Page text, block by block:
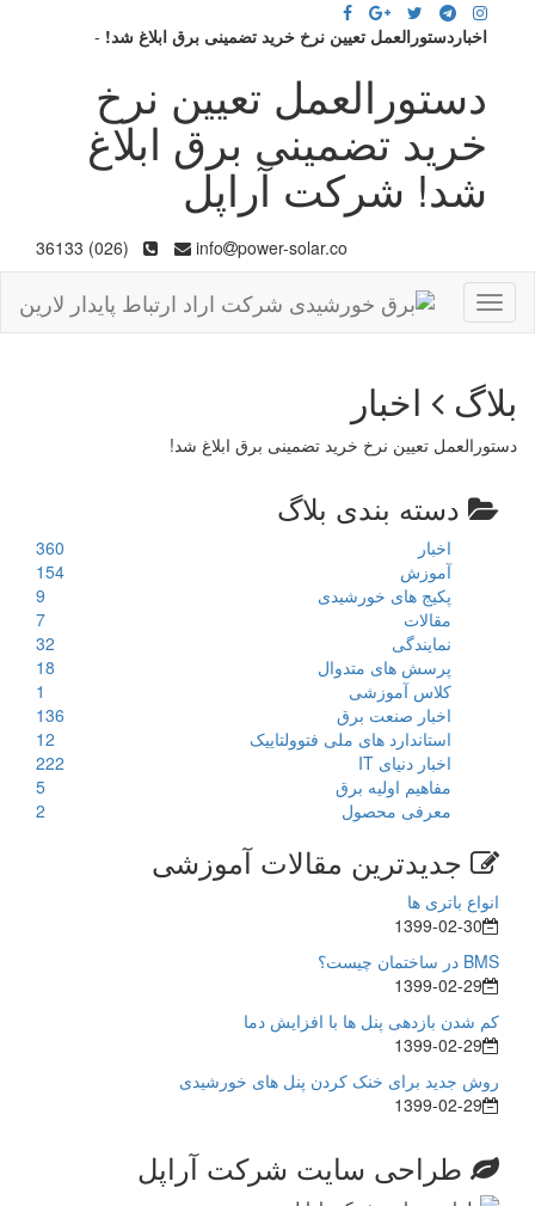
اخباردستورالعمل تعیین نرخ خرید تضمینی برق ابلاغ شد! -
دستورالعمل تعیین نرخ
خرید تضمینی برق ابلاغ
شد! شرکت آراپل
info power-solar.co
(026) 36133
Toggle
navigation
بلاگ اخبار
دستورالعمل تعیین نرخ خرید تضمینی برق ابلاغ شد!
دسته بندی بلاگ
اخبار
360
آموزش
154
پکیج های خورشیدی
9
مقالات
7
نمایندگی
32
پرسش های متدوال
18
کلاس آموزشی
1
اخبار صنعت برق
136
استاندارد های ملی فتوولتاییک
12
اخبار دنیای IT
222
مفاهیم اولیه برق
5
معرفی محصول
2
جدیدترین مقالات آموزشی
انواع باتری ها
1399-02-30
BMS در ساختمان چیست؟
1399-02-29
کم شدن بازدهی پنل ها با افزایش دما
1399-02-29
روش جدید برای خنک کردن پنل های خورشیدی
1399-02-29
طراحی سایت شرکت آراپل